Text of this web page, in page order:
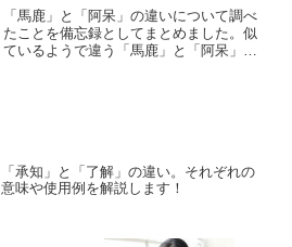
「馬鹿」と「阿呆」の違いについて調べ
たことを備忘録としてまとめました。似
ているようで違う「馬鹿」と「阿呆」の
「承知」と「了解」の違い。それぞれの
意味や使用例を解説します！